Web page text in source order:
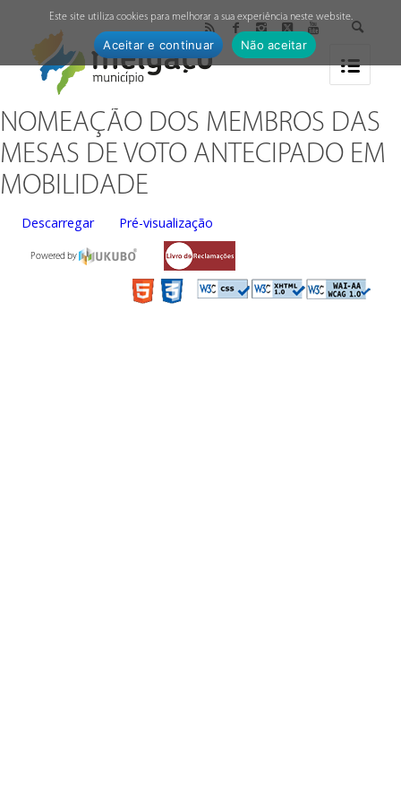
NOMEAÇÃO DOS MEMBROS DAS
MESAS DE VOTO ANTECIPADO EM
MOBILIDADE
Descarregar Pré-visualização
Powered by
Este site utiliza cookies para melhorar a sua experiência neste website.
Aceitar e continuar Não aceitar